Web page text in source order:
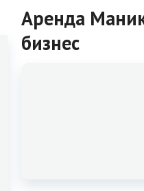
Аренда
бизнес